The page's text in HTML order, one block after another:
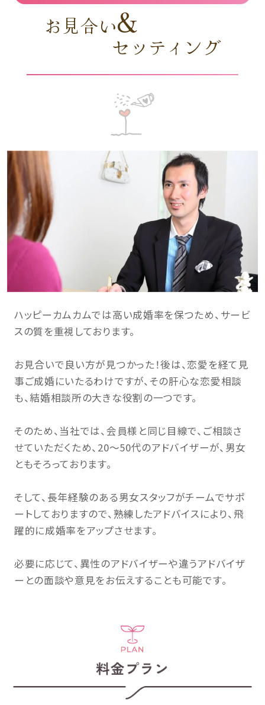
お見合い&
セッティング
ハッピーカムカムでは高い成婚率を保つため、サービ
スの質を重視しております。
お見合いで良い方が見つかった！後は、恋愛を経て見
事ご成婚にいたるわけですが、その肝心な恋愛相談
も、結婚相談所の大きな役割の一つです。
そのため、当社では、会員様と同じ目線で、ご相談さ
せていただくため、20～50代のアドバイザーが、男女
ともそろっております。
そして、長年経験のある男女スタッフがチームでサポ
ートしておりますので、熟練したアドバイスにより、飛
躍的に成婚率をアップさせます。
必要に応じて、異性のアドバイザーや違うアドバイザ
ーとの面談や意見をお伝えすることも可能です。